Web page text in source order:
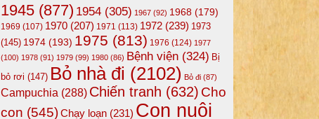
1945 (877) 1954 (305) 1967 (92) 1968 (179)
1969 (107) 1970 (207) 1971 (113) 1972 (239) 1973
(145) 1974 (193) 1975 (813) 1976 (124) 1977
(100) 1978 (91) 1979 (99) 1980 (86) Bệnh viện (324) Bị
bỏ rơi (147) Bỏ nhà đi (2102) Bỏ đi (87)
Campuchia (288) Chiến tranh (632) Cho
con (545)Chạy loạn (231) Con nuôi